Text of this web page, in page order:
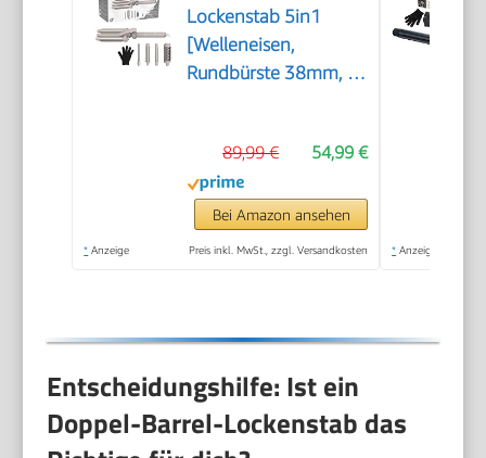
Lockenstab 5in1
[Welleneisen,
Rundbürste 38mm, 3
(LED display 130°C -
210°C, Beach Waves,
Spirallocken &
Natürliche Locken für
54,99 €
89,99 €
Bei Amazon ansehen
* Anzeige Preis inkl. MwSt., zzgl. Versandkosten * Anzeige
Entscheidungshilfe: Ist ein
Doppel-Barrel-Lockenstab das